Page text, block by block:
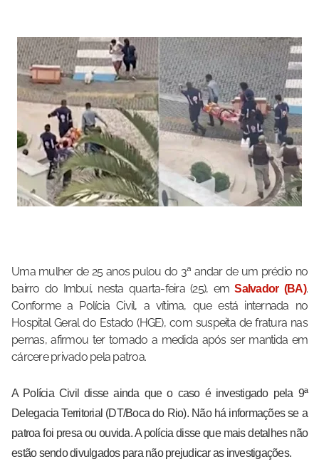
Uma mulher de 25 anos pulou do 3ª andar de um prédio no
bairro do Imbuí, nesta quarta-feira (25), em Salvador (BA).
Conforme a Polícia Civil, a vítima, que está internada no
Hospital Geral do Estado (HGE), com suspeita de fratura nas
pernas, afirmou ter tomado a medida após ser mantida em
cárcere privado pela patroa.
A Polícia Civil disse ainda que o caso é investigado pela 9ª
Delegacia Territorial (DT/Boca do Rio). Não há informações se a
patroa foi presa ou ouvida. A polícia disse que mais detalhes não
estão sendo divulgados para não prejudicar as investigações.